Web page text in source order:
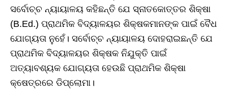
ସର୍ବୋଚ୍ଚ ନ୍ୟାୟାଳୟ କହିଛନ୍ତି ଯେ ସ୍ନାତକୋତ୍ତର ଶିକ୍ଷା
(B.Ed.) ପ୍ରାଥମିକ ବିଦ୍ୟାଳୟର ଶିକ୍ଷକମାନଙ୍କ ପାଇଁ ବୈଧ
ଯୋଗ୍ୟତା ନୁହେଁ। ସର୍ବୋଚ୍ଚ ନ୍ୟାୟାଳୟ ଦୋହରାଇଛନ୍ତି ଯେ
ପ୍ରାଥମିକ ବିଦ୍ୟାଳୟର ଶିକ୍ଷକ ନିଯୁକ୍ତି ପାଇଁ
ଅତ୍ୟାବଶ୍ୟକ ଯୋଗ୍ୟତା ହେଉଛି ପ୍ରାଥମିକ ଶିକ୍ଷା
କ୍ଷେତ୍ରରେ ଡିପ୍ଲୋମା।